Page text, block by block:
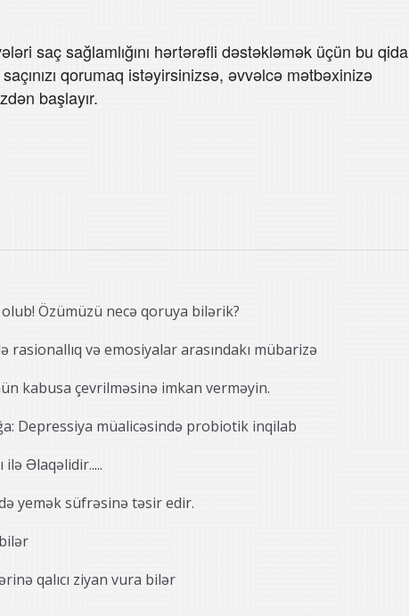
saç sağlamlığını hərtərəfli dəstəkləmək üçün bu qida
qorumaq istəyirsinizsə, əvvəlcə mətbəxinizə
başlayır.
Özümüzü necə qoruya bilərik?
və emosiyalar arasındakı mübarizə
kabusa çevrilməsinə imkan verməyin.
Depressiya müalicəsində probiotik inqilab
ilə Əlaqəlidir.....
yemək süfrəsinə təsir edir.
qalıcı ziyan vura bilər